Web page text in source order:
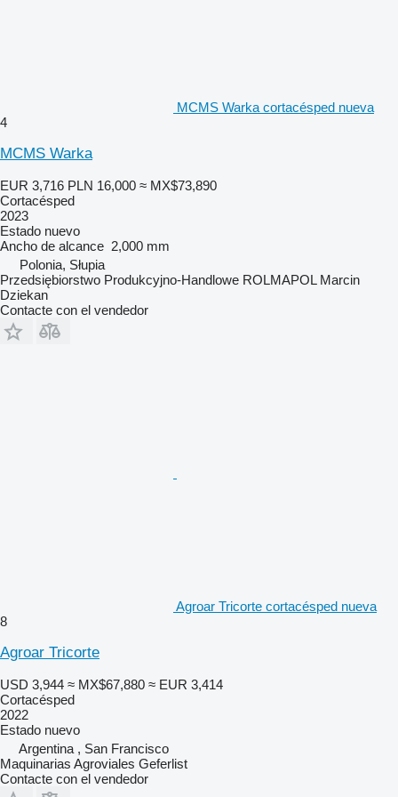
MCMS Warka cortacésped nueva
4
MCMS Warka
EUR 3,716 PLN 16,000 ≈ MX$73,890
Cortacésped
2023
Estado nuevo
Ancho de alcance 2,000 mm
Polonia, Słupia
Przedsiębiorstwo Produkcyjno-Handlowe ROLMAPOL Marcin
Dziekan
Contacte con el vendedor
Agroar Tricorte cortacésped nueva
8
Agroar Tricorte
USD 3,944 ≈ MX$67,880 ≈ EUR 3,414
Cortacésped
2022
Estado nuevo
Argentina , San Francisco
Maquinarias Agroviales Geferlist
Contacte con el vendedor